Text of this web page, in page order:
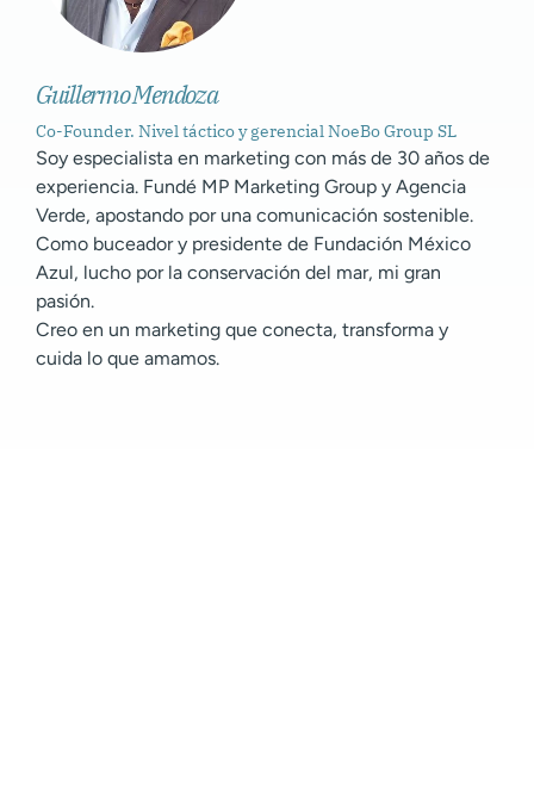
Guillermo Mendoza
Co-Founder. Nivel táctico y gerencial NoeBo Group SL
Soy especialista en marketing con más de 30 años de
experiencia. Fundé MP Marketing Group y Agencia
Verde, apostando por una comunicación sostenible.
Como buceador y presidente de Fundación México
Azul, lucho por la conservación del mar, mi gran
pasión.
Creo en un marketing que conecta, transforma y
cuida lo que amamos.